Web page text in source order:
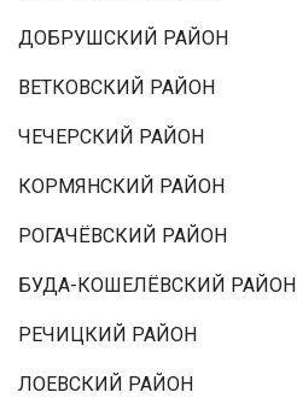
ДОБРУШСКИЙ РАЙОН
ВЕТКОВСКИЙ РАЙОН
ЧЕЧЕРСКИЙ РАЙОН
КОРМЯНСКИЙ РАЙОН
РОГАЧЁВСКИЙ РАЙОН
БУДА-КОШЕЛЁВСКИЙ РАЙОН
РЕЧИЦКИЙ РАЙОН
ЛОЕВСКИЙ РАЙОН